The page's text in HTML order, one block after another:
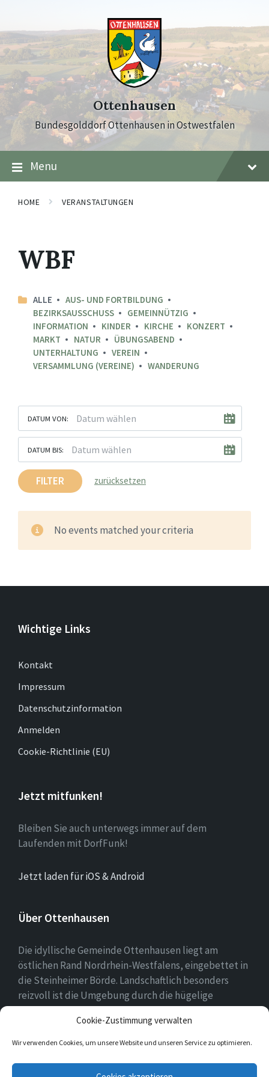
Cookie-Zustimmung verwalten
Wir verwenden Cookies, um unsere Website und unseren Service zu optimieren.
content
main
navigation
footer
Ottenhausen
Bundesgolddorf Ottenhausen in Ostwestfalen
Menu
HOME VERANSTALTUNGEN
WBF
ALLE
AUS- UND FORTBILDUNG
BEZIRKSAUSSCHUSS
GEMEINNÜTZIG
INFORMATION
KINDER KIRCHE
KONZERT
MARKT
NATUR
ÜBUNGSABEND
UNTERHALTUNG
VEREIN
VERSAMMLUNG (VEREINE)
WANDERUNG
DATUM VON:
DATUM BIS:
FILTER zurücksetzen
No events matched your criteria
Wichtige Links
Kontakt
Impressum
Datenschutzinformation
Anmelden
Cookie-Richtlinie (EU)
Jetzt mitfunken!
Bleiben Sie auch unterwegs immer auf dem
Laufenden mit DorfFunk!
Jetzt laden für iOS & Android
Über Ottenhausen
Die idyllische Gemeinde Ottenhausen liegt am
östlichen Rand Nordrhein-Westfalens, eingebettet in
die Steinheimer Börde. Landschaftlich besonders
reizvoll ist die Umgebung durch die hügelige
Landschaft des naheliegenden Eggegebirges als
Ausläufer des Teutoburger Waldes.
Facebook Twitter Instagram